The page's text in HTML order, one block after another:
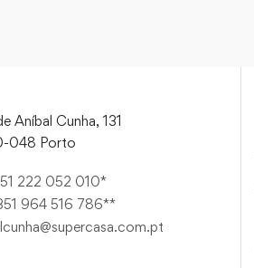
Aníbal Cunha, 131
048 Porto
222 052 010*
964 516 786**